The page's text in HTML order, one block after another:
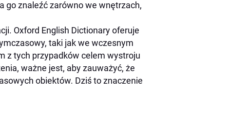
go znaleźć zarówno we wnętrzach,
Oxford English Dictionary oferuje
taki jak we wczesnym
z tych przypadków celem wystroju
ważne jest, aby zauważyć, że
obiektów. Dziś to znaczenie